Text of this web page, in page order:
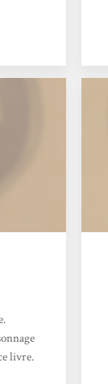
les
son
livre.